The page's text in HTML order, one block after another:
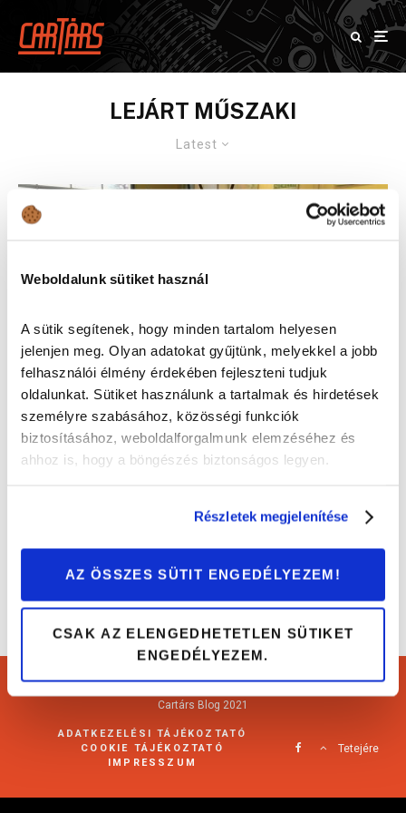
Weboldalunk sütiket használ
A sütik segítenek, hogy minden tartalom helyesen
jelenjen meg. Olyan adatokat gyűjtünk, melyekkel a jobb
felhasználói élmény érdekében fejleszteni tudjuk
oldalunkat. Sütiket használunk a tartalmak és hirdetések
személyre szabásához, közösségi funkciók
biztosításához, weboldalforgalmunk elemzéséhez és
ahhoz is, hogy a böngészés biztonságos legyen.
Részletek megjelenítése
AZ ÖSSZES SÜTIT ENGEDÉLYEZEM!
CSAK AZ ELENGEDHETETLEN SÜTIKET
ENGEDÉLYEZEM.
LEJÁRT MŰSZAKI
Latest
Erre figyelj, ha műszaki vizsgára viszed az
Cartárs Blog 2021
ADATKEZELÉSI TÁJÉKOZTATÓ
COOKIE TÁJÉKOZTATÓ
IMPRESSZUM
Tetejére